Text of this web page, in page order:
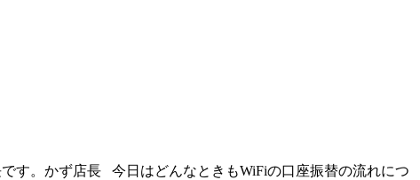
す。かず店長 今日はどんなときもWiFiの口座振替の流れにつ